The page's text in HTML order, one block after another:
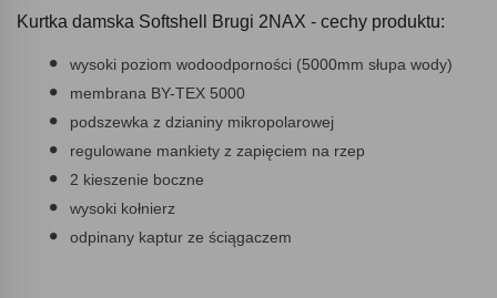
Kurtka damska Softshell Brugi 2NAX - cechy produktu:
wysoki poziom wodoodporności (5000mm słupa wody)
membrana BY-TEX 5000
podszewka z dzianiny mikropolarowej
regulowane mankiety z zapięciem na rzep
2 kieszenie boczne
wysoki kołnierz
odpinany kaptur ze ściągaczem